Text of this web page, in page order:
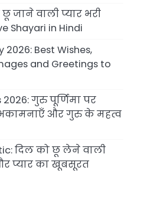
जाने वाली प्यार भरी
Shayari in Hindi
2026: Best Wishes,
and Greetings to
गुरु पूर्णिमा पर
और गुरु के महत्व
दिल को छू लेने वाली
प्यार का खूबसूरत